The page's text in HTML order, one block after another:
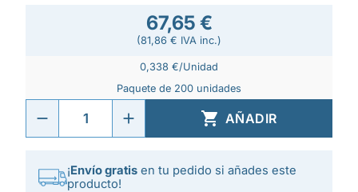
67,65 €
(81,86 € IVA inc.)
0,338 €/Unidad
Paquete de 200 unidades
 AÑADIR
¡Envío gratis en tu pedido si añades este
producto!